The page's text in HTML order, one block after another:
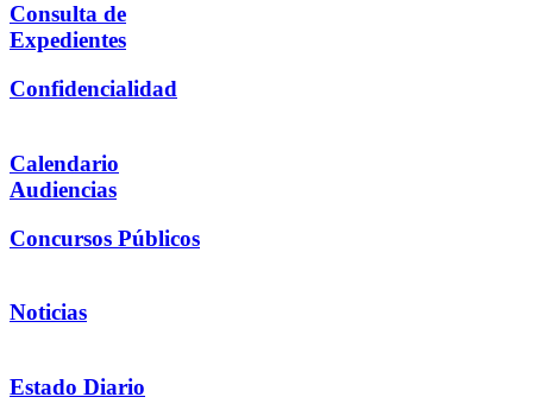
Consulta de
Expedientes
Confidencialidad
Calendario
Audiencias
Concursos Públicos
Noticias
Estado Diario